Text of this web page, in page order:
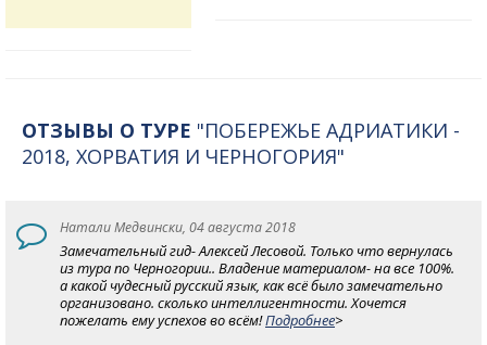
ОТЗЫВЫ О ТУРЕ "ПОБЕРЕЖЬЕ АДРИАТИКИ -
2018, ХОРВАТИЯ И ЧЕРНОГОРИЯ"
Натали Медвински, 04 августа 2018
Замечательный гид- Алексей Лесовой. Только что вернулась
из тура по Черногории.. Владение материалом- на все 100%.
а какой чудесный русский язык, как всё было замечательно
организовано. сколько интеллигентности. Хочется
пожелать ему успехов во всём!Подробнее>